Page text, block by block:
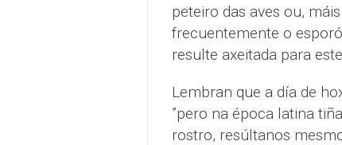
peteiro das aves ou,
frecuentemente o
resulte axeitada para
Lembran que a día de
”pero na época latina
rostro, resúltanos